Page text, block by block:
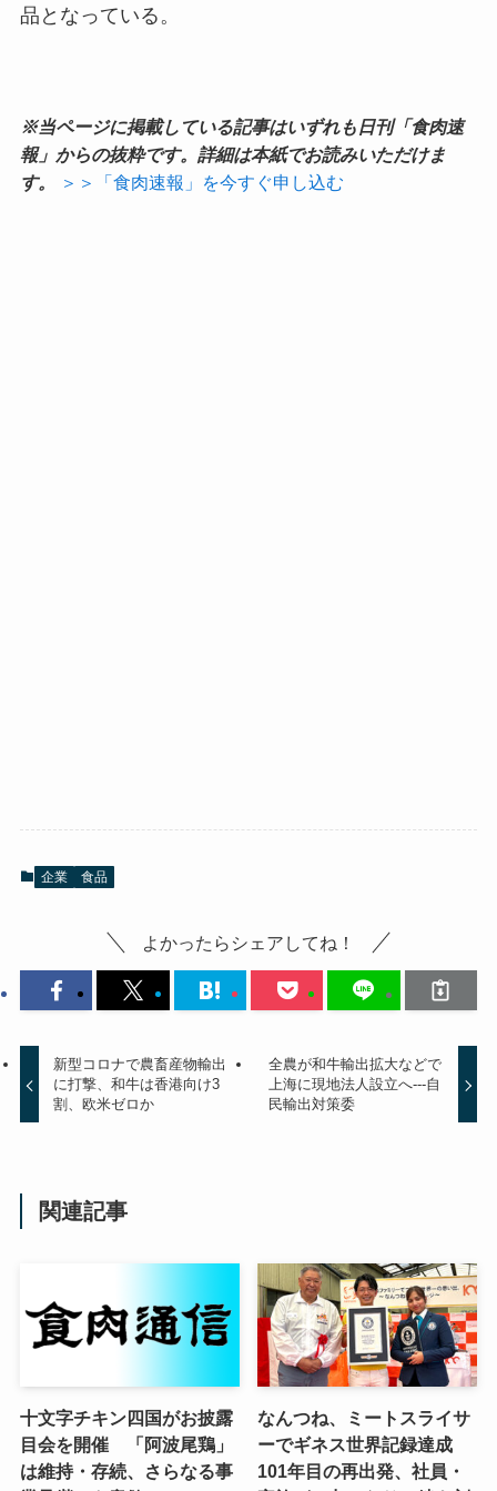
品となっている。
※当ページに掲載している記事はいずれも日刊「食肉速
報」からの抜粋です。詳細は本紙でお読みいただけま
す。
＞＞「食肉速報」を今すぐ申し込む
企業 食品
よかったらシェアしてね！
新型コロナで農畜産物輸出
に打撃、和牛は香港向け3
割、欧米ゼロか
全農が和牛輸出拡大などで
上海に現地法人設立へ---自
民輸出対策委
関連記事
十文字チキン四国がお披露
目会を開催 「阿波尾鶏」
は維持・存続、さらなる事
なんつね、ミートスライサ
ーでギネス世界記録達成
101年目の再出発、社員・